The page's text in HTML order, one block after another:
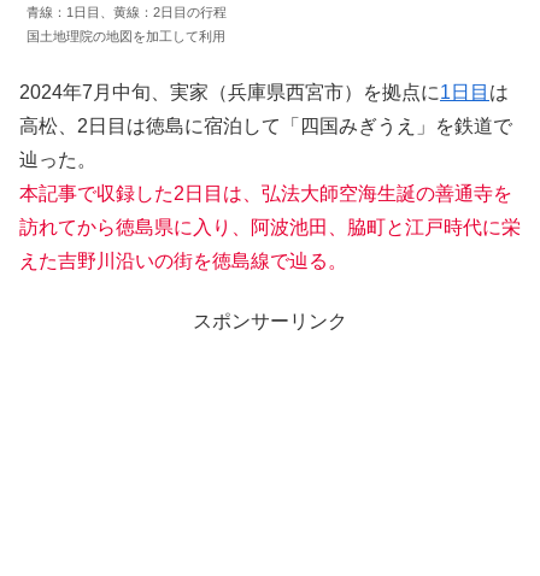
青線：1日目、黄線：2日目の行程
国土地理院の地図を加工して利用
2024年7月中旬、実家（兵庫県西宮市）を拠点に1日目 は
高松、2日目は徳島に宿泊して「四国みぎうえ」を鉄道で
辿った。
本記事で収録した2日目は、弘法大師空海生誕の善通寺を
訪れてから徳島県に入り、阿波池田、脇町と江戸時代に栄
えた吉野川沿いの街を徳島線で辿る。
スポンサーリンク